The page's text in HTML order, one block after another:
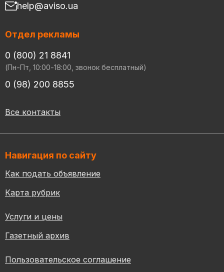
help@aviso.ua
Отдел рекламы
0 (800) 21 8841
(Пн-Пт, 10:00-18:00, звонок бесплатный)
0 (98) 200 8855
Все контакты
Навигация по сайту
Как подать объявление
Карта рубрик
Услуги и цены
Газетный архив
Пользовательское соглашение